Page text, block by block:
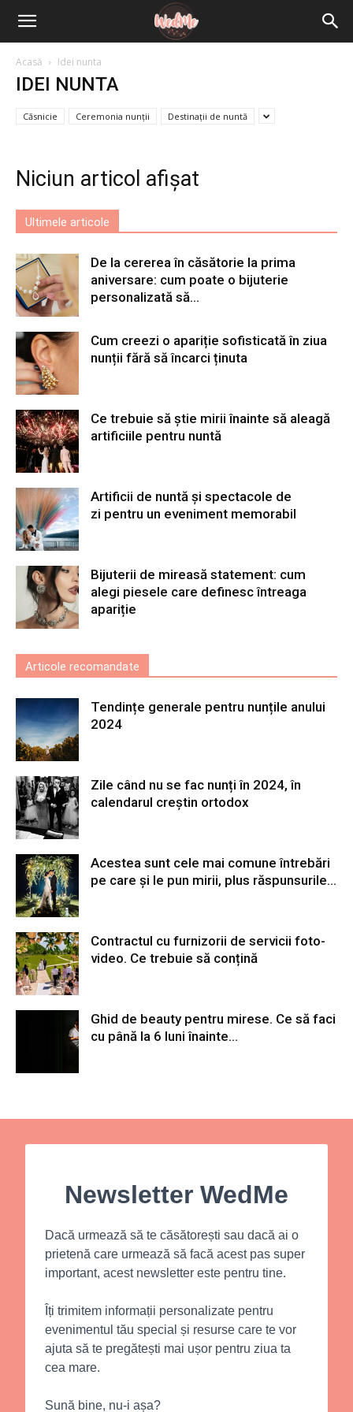
Acasă Idei nunta
IDEI NUNTA
Căsnicie Ceremonia nunții Destinații de nuntă
Niciun articol afișat
Ultimele articole
De la cererea în căsătorie la prima
aniversare: cum poate o bijuterie
personalizată să...
Cum creezi o apariție sofisticată în ziua
nunții fără să încarci ținuta
Ce trebuie să știe mirii înainte să aleagă
artificiile pentru nuntă
Artificii de nuntă și spectacole de
zi pentru un eveniment memorabil
Bijuterii de mireasă statement: cum
alegi piesele care definesc întreaga
apariție
Articole recomandate
Tendințe generale pentru nunțile anului
2024
Zile când nu se fac nunți în 2024, în
calendarul creștin ortodox
Acestea sunt cele mai comune întrebări
pe care și le pun mirii, plus răspunsurile...
Contractul cu furnizorii de servicii foto-
video. Ce trebuie să conțină
Ghid de beauty pentru mirese. Ce să faci
cu până la 6 luni înainte...
Newsletter WedMe
Dacă urmează să te căsătorești sau dacă ai o
prietenă care urmează să facă acest pas super
important, acest newsletter este pentru tine.
Îți trimitem informații personalizate pentru
evenimentul tău special și resurse care te vor
ajuta să te pregătești mai ușor pentru ziua ta
cea mare.
Sună bine, nu-i așa?